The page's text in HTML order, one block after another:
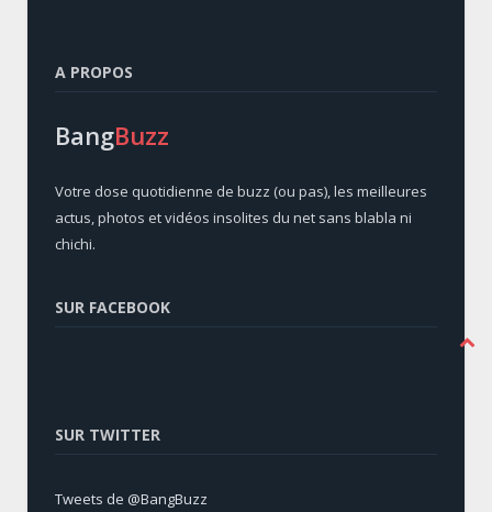
A PROPOS
BangBuzz
Votre dose quotidienne de buzz (ou pas), les meilleures
actus, photos et vidéos insolites du net sans blabla ni
chichi.
SUR FACEBOOK
SUR TWITTER
Tweets de @BangBuzz